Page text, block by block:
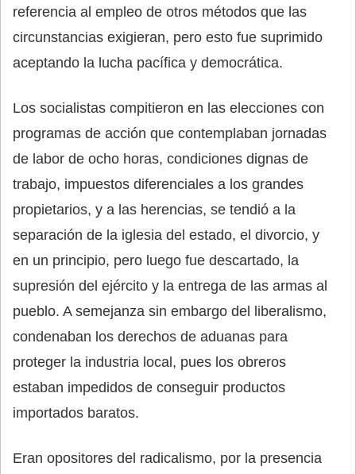
referencia al empleo de otros métodos que las
circunstancias exigieran, pero esto fue suprimido
aceptando la lucha pacífica y democrática.
Los socialistas compitieron en las elecciones con
programas de acción que contemplaban jornadas
de labor de ocho horas, condiciones dignas de
trabajo, impuestos diferenciales a los grandes
propietarios, y a las herencias, se tendió a la
separación de la iglesia del estado, el divorcio, y
en un principio, pero luego fue descartado, la
supresión del ejército y la entrega de las armas al
pueblo. A semejanza sin embargo del liberalismo,
condenaban los derechos de aduanas para
proteger la industria local, pues los obreros
estaban impedidos de conseguir productos
importados baratos.
Eran opositores del radicalismo, por la presencia